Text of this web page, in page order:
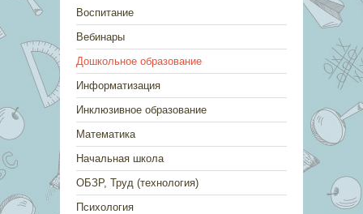
Воспитание
Вебинары
Дошкольное образование
Информатизация
Инклюзивное образование
Математика
Начальная школа
ОБЗР, Труд (технология)
Психология